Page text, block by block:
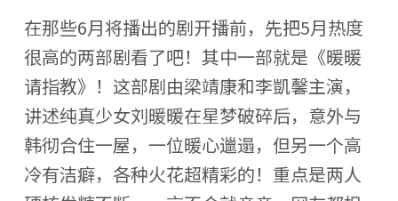
在那些6月将播出的剧开播前，先把5月热度
很高的两部剧看了吧！其中一部就是《暖暖
请指教》！这部剧由梁靖康和李凱馨主演，
讲述纯真少女刘暖暖在星梦破碎后，意外与
韩彻合住一屋，一位暖心邋遢，但另一个高
冷有洁癖，各种火花超精彩的！重点是两人